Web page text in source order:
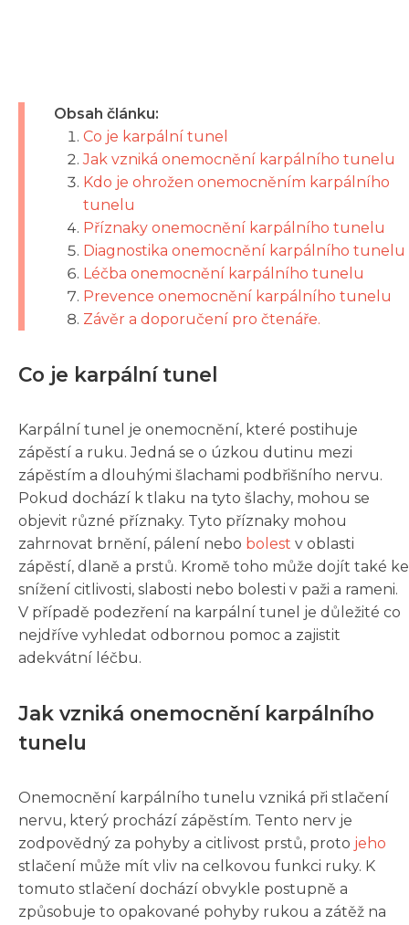
Obsah článku:
Co je karpální tunel
Jak vzniká onemocnění karpálního tunelu
Kdo je ohrožen onemocněním karpálního
tunelu
Příznaky onemocnění karpálního tunelu
Diagnostika onemocnění karpálního tunelu
Léčba onemocnění karpálního tunelu
Prevence onemocnění karpálního tunelu
Závěr a doporučení pro čtenáře.
Co je karpální tunel
Karpální tunel je onemocnění, které postihuje
zápěstí a ruku. Jedná se o úzkou dutinu mezi
zápěstím a dlouhými šlachami podbřišního nervu.
Pokud dochází k tlaku na tyto šlachy, mohou se
objevit různé příznaky. Tyto příznaky mohou
zahrnovat brnění, pálení nebo bolest v oblasti
zápěstí, dlaně a prstů. Kromě toho může dojít také ke
snížení citlivosti, slabosti nebo bolesti v paži a rameni.
V případě podezření na karpální tunel je důležité co
nejdříve vyhledat odbornou pomoc a zajistit
adekvátní léčbu.
Jak vzniká onemocnění karpálního
tunelu
Onemocnění karpálního tunelu vzniká při stlačení
nervu, který prochází zápěstím. Tento nerv je
zodpovědný za pohyby a citlivost prstů, proto jeho
stlačení může mít vliv na celkovou funkci ruky. K
tomuto stlačení dochází obvykle postupně a
způsobuje to opakované pohyby rukou a zátěž na